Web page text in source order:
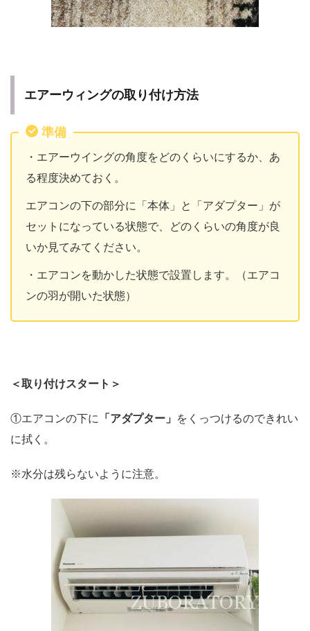
エアーウィングの取り付け方法
準備
・エアーウイングの角度をどのくらいにするか、あ
る程度決めておく。
エアコンの下の部分に「本体」と「アダプター」が
セットになっている状態で、どのくらいの角度が良
いか見てみてください。
・エアコンを動かした状態で設置します。（エアコ
ンの羽が開いた状態）
＜取り付けスタート＞
①エアコンの下に 「アダプター」
をくっつけるのできれい
に拭く。
※水分は残らないように注意。